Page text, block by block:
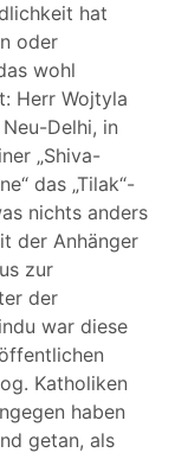
hat
oder
wohl
Herr Wojtyla
Delhi, in
„Shiva-
das „Tilak“-
nichts anders
der Anhänger
zur
der
war diese
Katholiken
haben
getan, als